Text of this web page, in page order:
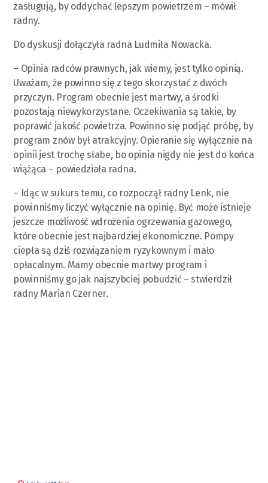
zasługują, by oddychać lepszym powietrzem – mówił
radny.
Do dyskusji dołączyła radna Ludmiła Nowacka.
– Opinia radców prawnych, jak wiemy, jest tylko opinią.
Uważam, że powinno się z tego skorzystać z dwóch
przyczyn. Program obecnie jest martwy, a środki
pozostają niewykorzystane. Oczekiwania są takie, by
poprawić jakość powietrza. Powinno się podjąć próbę, by
program znów był atrakcyjny. Opieranie się wyłącznie na
opinii jest trochę słabe, bo opinia nigdy nie jest do końca
wiążąca – powiedziała radna.
– Idąc w sukurs temu, co rozpoczął radny Lenk, nie
powinniśmy liczyć wyłącznie na opinię. Być może istnieje
jeszcze możliwość wdrożenia ogrzewania gazowego,
które obecnie jest najbardziej ekonomiczne. Pompy
ciepła są dziś rozwiązaniem ryzykownym i mało
opłacalnym. Mamy obecnie martwy program i
powinniśmy go jak najszybciej pobudzić – stwierdził
radny Marian Czerner.